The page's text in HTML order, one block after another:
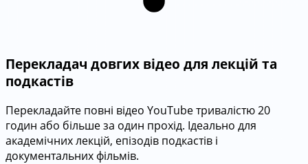
Перекладач довгих відео для лекцій та
подкастів
Перекладайте повні відео YouTube тривалістю 20
годин або більше за один прохід. Ідеально для
академічних лекцій, епізодів подкастів і
документальних фільмів.